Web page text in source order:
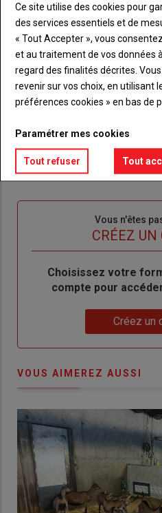
titre
TITRE
Body
Connectez-vous à
de votre
Lien
compte"
Je
"Réinitialiser
mot
de
"Je
me
Je me
Vous n'êtes
CRÉEZ UN
BodyChoisissez votre
compte pour
Créez un
VOUS AIMEREZ AUSSI
Ce site utilise des cookies pour
des services essentiels et de
« Tout Accepter », vous
et au traitement de vos données
regard des finalités décrites.
revenir sur vos choix, en utilisant
préférences cookies » en bas de
Paramétrer mes cookies
Tout refuser Tout